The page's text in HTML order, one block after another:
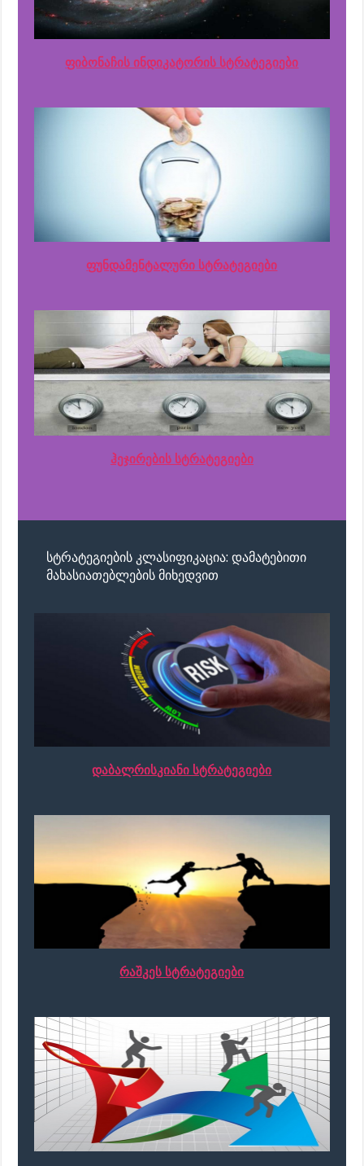
ფიბონაჩის ინდიკატორის სტრატეგიები
ფუნდამენტალური სტრატეგიები
ჰეჯირების სტრატეგიები
სტრატეგიების კლასიფიკაცია: დამატებითი
მახასიათებლების მიხედვით
დაბალრისკიანი სტრატეგიები
რაშკეს სტრატეგიები